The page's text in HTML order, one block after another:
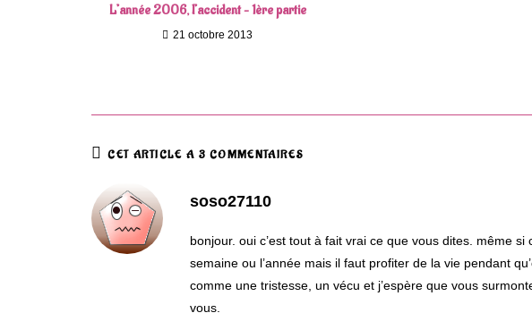
L’année 2006, l’accident – 1ère partie
21 octobre 2013
CET ARTICLE A 3 COMMENTAIRES
soso27110
bonjour. oui c’est tout à fait vrai ce que vous dites. même
semaine ou l’année mais il faut profiter de la vie pendant
comme une tristesse, un vécu et j’espère que vous
vous.